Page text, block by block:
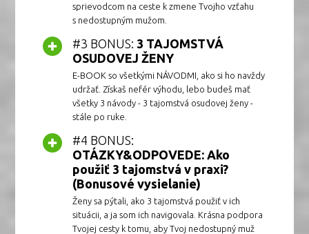
sprievodcom na ceste k zmene Tvojho vzťahu
s nedostupným mužom.
#3 BONUS: 3 TAJOMSTVÁ
OSUDOVEJ ŽENY
E-BOOK so všetkými NÁVODMI, ako si ho navždy
udržať. Získaš nefér výhodu, lebo budeš mať
všetky 3 návody - 3 tajomstvá osudovej ženy -
stále po ruke.
#4 BONUS:
OTÁZKY&ODPOVEDE: Ako
použiť 3 tajomstvá v praxi?
(Bonusové vysielanie)
Ženy sa pýtali, ako 3 tajomstvá použiť v ich
situácii, a ja som ich navigovala. Krásna podpora
Tvojej cesty k tomu, aby Tvoj nedostupný muž